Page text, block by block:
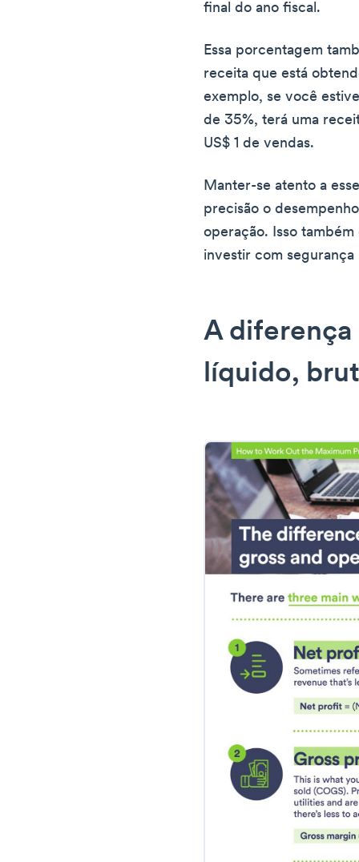
final do ano fiscal.
Essa porcentagem
receita que está
exemplo, se você
de 35%, terá uma
US$ 1 de vendas.
Manter-se atento a
precisão o
operação. Isso
investir com segurança
A
líquido,